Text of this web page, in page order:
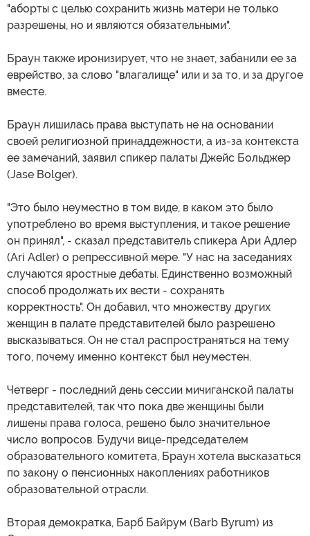
"аборты с целью сохранить жизнь матери не только
разрешены, но и являются обязательными".
Браун также иронизирует, что не знает, забанили ее за
еврейство, за слово "влагалище" или и за то, и за другое
вместе.
Браун лишилась права выступать не на основании
своей религиозной принаддежности, а из-за контекста
ее замечаний, заявил спикер палаты Джейс Больджер
(Jase Bolger).
"Это было неуместно в том виде, в каком это было
употреблено во время выступления, и такое решение
он принял", - сказал представитель спикера Ари Адлер
(Ari Adler) о репрессивной мере. "У нас на заседаниях
случаются яростные дебаты. Единственно возможный
способ продолжать их вести - сохранять
корректность". Он добавил, что множеству других
женщин в палате представителей было разрешено
высказываться. Он не стал распространяться на тему
того, почему именно контекст был неуместен.
Четверг - последний день сессии мичиганской палаты
представителей, так что пока две женщины были
лишены права голоса, решено было значительное
число вопросов. Будучи вице-председателем
образовательного комитета, Браун хотела высказаться
по закону о пенсионных накоплениях работников
образовательной отрасли.
Вторая демократка, Барб Байрум (Barb Byrum) из